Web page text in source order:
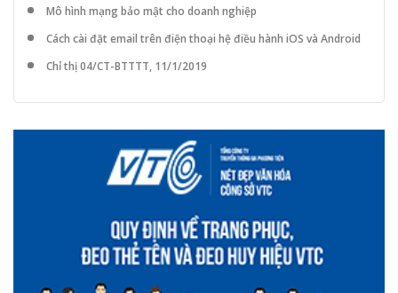
Mô hình mạng bảo mật cho doanh nghiệp
Cách cài đặt email trên điện thoại hệ điều hành iOS và Android
Chỉ thị 04/CT-BTTTT, 11/1/2019